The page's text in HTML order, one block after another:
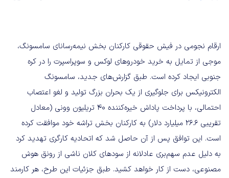
ارقام نجومی در فیش حقوقی کارکنان بخش نیمه‌رسانای سامسونگ،
موجی از تمایل به خرید خودروهای لوکس و سوپراسپرت را در کره
جنوبی ایجاد کرده است. طبق گزارش‌های جدید، سامسونگ
الکترونیکس برای جلوگیری از یک بحران بزرگ تولید و لغو اعتصاب
احتمالی، با پرداخت پاداش خیره‌کننده ۴۰ تریلیون وونی (معادل
تقریبی ۲۶.۶ میلیارد دلار) به کارکنان بخش تراشه خود موافقت کرده
است. این توافق پس از آن حاصل شد که اتحادیه کارگری تهدید کرد
به دلیل عدم سهم‌بری عادلانه از سودهای کلان ناشی از رونق هوش
مصنوعی، دست از کار خواهد کشید. طبق جزئیات این طرح، هر کارمند